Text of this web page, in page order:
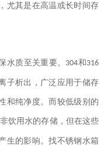
尤其是在高温或长时间存
水质至关重要。 304和 316
子析出，广泛应用于储存
和纯净度。而较低级别的
饮用水的存储，但在这些
生的影响。找不锈钢水箱